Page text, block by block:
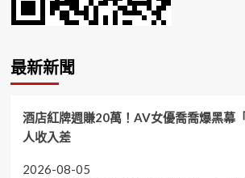
最新新聞
酒店紅牌週賺20萬！AV女優喬喬爆黑幕
人收入差
2026-08-05